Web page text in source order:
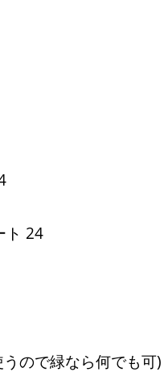
ト 24
ので緑なら何でも可)